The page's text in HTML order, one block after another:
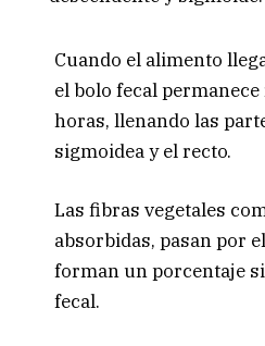
Cuando el alimento
el bolo fecal
horas, llenando las
sigmoidea y el recto.
Las fibras vegetales
absorbidas, pasan por
forman un porcentaje
fecal.